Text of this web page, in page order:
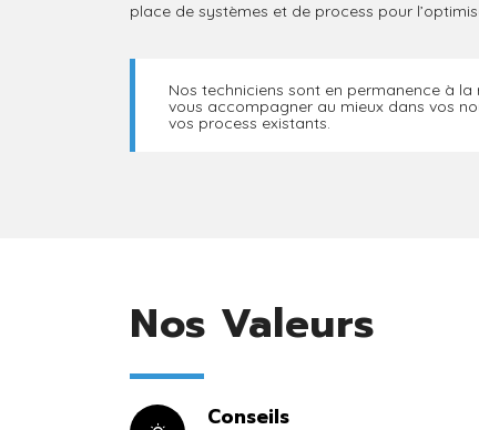
place de systèmes et de process pour
Nos techniciens sont en permanence à
vous accompagner au mieux dans vos
vos process existants.
Nos Valeurs
Conseils